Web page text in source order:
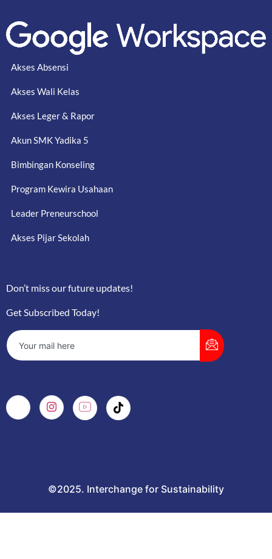
Akses Absensi
Akses Wali Kelas
Akses Leger & Rapor
Akun SMK Yadika 5
Bimbingan Konseling
Program Kewira Usahaan
Leader Preneurschool
Akses Pijar Sekolah
Don’t miss our future updates!
Get Subscribed Today!
©2025. Interchange for Sustainability